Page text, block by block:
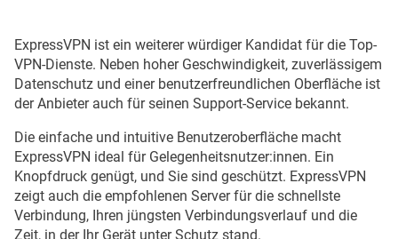
ExpressVPN ist ein weiterer würdiger Kandidat für die Top-
VPN-Dienste. Neben hoher Geschwindigkeit, zuverlässigem
Datenschutz und einer benutzerfreundlichen Oberfläche ist
der Anbieter auch für seinen Support-Service bekannt.
Die einfache und intuitive Benutzeroberfläche macht
ExpressVPN ideal für Gelegenheitsnutzer:innen. Ein
Knopfdruck genügt, und Sie sind geschützt. ExpressVPN
zeigt auch die empfohlenen Server für die schnellste
Verbindung, Ihren jüngsten Verbindungsverlauf und die
Zeit, in der Ihr Gerät unter Schutz stand.